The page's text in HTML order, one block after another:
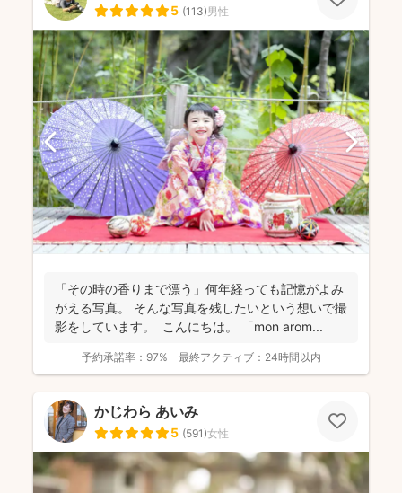
5 (113)男性
「その時の香りまで漂う」何年経っても記憶がよみ
がえる写真。 そんな写真を残したいという想いで撮
影をしています。 こんにちは。 「mon arom...
予約承諾率： 97% 最終アクティブ： 24時間以内
かじわら あいみ
5 (591)女性